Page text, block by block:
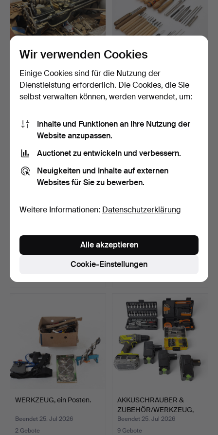
DREHBANK, älteres Modell,
Munktells M.W. A…
Beendet 27. Jul 2026
WERKZEUG, für
feinmechanische
Metallbearbe…
Beendet 27. Jul 2026
HECKENSCHERE,
benzinbetrieben, Stanley.
Beendet 27. Jul 2026
WERKZEUG /
ELEKTROWERKZEUGE,
ein Posten.
Beendet 26. Jul 2026
11 Gebote
WERKZEUG, ein Posten.
Beendet 25. Jul 2026
2 Gebote
AKKUSCHRAUBER &
ZUBEHÖR/WERKZEUG,
u.a. Ryo…
Beendet 25. Jul 2026
9 Gebote
Wir verwenden Cookies
Einige Cookies sind für die Nutzung der
Dienstleistung erforderlich. Die Cookies, die Sie
selbst verwalten können, werden verwendet, um:
Inhalte und Funktionen an Ihre Nutzung der
Website anzupassen.
Auctionet zu entwickeln und verbessern.
Neuigkeiten und Inhalte auf externen
Websites für Sie zu bewerben.
Weitere Informationen: Datenschutzerklärung
Cookie-Einstellungen
Alle akzeptieren